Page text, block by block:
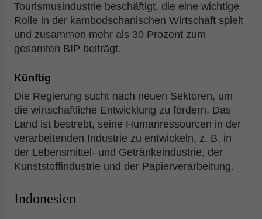
Tourismusindustrie beschäftigt, die eine wichtige
Rolle in der kambodschanischen Wirtschaft spielt
und zusammen mehr als 30 Prozent zum
gesamten BIP beiträgt.
Künftig
Die Regierung sucht nach neuen Sektoren, um
die wirtschaftliche Entwicklung zu fördern. Das
Land ist bestrebt, seine Humanressourcen in der
verarbeitenden Industrie zu entwickeln, z. B. in
der Lebensmittel- und Getränkeindustrie, der
Kunststoffindustrie und der Papierverarbeitung.
Indonesien